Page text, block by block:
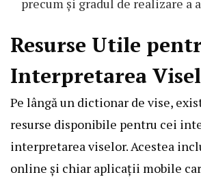
Resurse Utile
Interpretarea
Pe lângă un dictionar de vise,
resurse disponibile pentru cei
interpretarea viselor. Acestea
online și chiar aplicații mobile